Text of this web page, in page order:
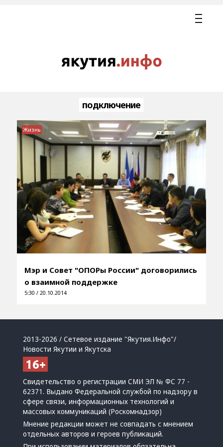
подключение
Мэр и Совет "ОПОРы России" договорились
о взаимной поддержке
5:30 / 20.10.2014
Жизнь
2013-2026 / Сетевое издание "Якутия.Инфо"/
Новости Якутии и Якутска
Свидетельство о регистрации СМИ ЭЛ № ФС 77 -
62371. Выдано Федеральной службой по надзору в
сфере связи, информационных технологий и
массовых коммуникаций (Роскомнадзор)
Мнение редакции может не совпадать с мнением
отдельных авторов и героев публикаций.